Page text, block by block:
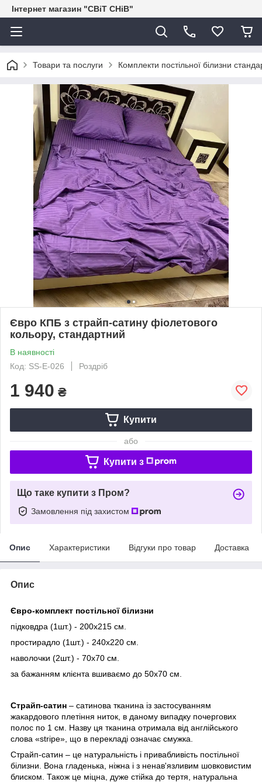
Інтернет магазин "СВіТ СНіВ"
Товари та послуги Комплекти постільної білизни
Євро КПБ з страйп-сатину фіолетового
кольору, стандартний
В наявності
Код: SS-Е-026
Роздріб
1 940 ₴
Купити
або
Купити з
Що таке купити з Пром?
Замовлення під захистом
Опис Характеристики Відгуки про товар Доставка
Опис
Євро-комплект постільної білизни
підковдра (1шт.) - 200х215 см.
простирадло (1шт.) - 240х220 см.
наволочки (2шт.) - 70х70 см.
за бажанням клієнта вшиваємо до 50х70 см.
Страйп-сатин – сатинова тканина із застосуванням
жакардового плетіння ниток, в даному випадку почергових
полос по 1 см. Назву ця тканина отримала від англійського
слова «stripe», що в перекладі означає смужка.
Страйп-сатин – це натуральність і привабливість постільної
білизни. Вона гладенька, ніжна і з ненав'язливим шовковистим
блиском. Також це міцна, дуже стійка до тертя, натуральна